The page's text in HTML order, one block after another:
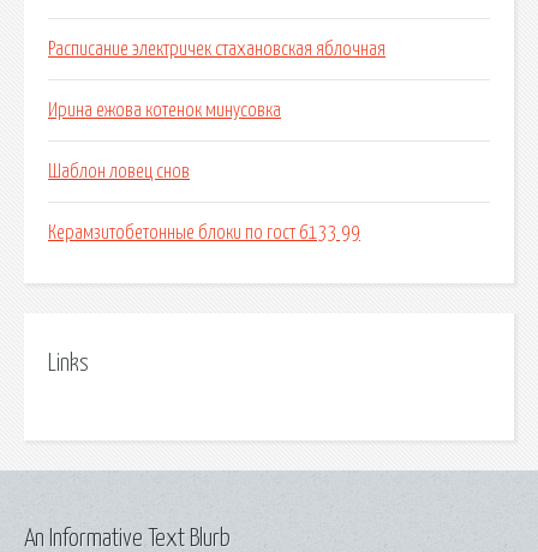
Расписание электричек стахановская яблочная
Ирина ежова котенок минусовка
Шаблон ловец снов
Керамзитобетонные блоки по гост 6133 99
Links
An Informative Text Blurb